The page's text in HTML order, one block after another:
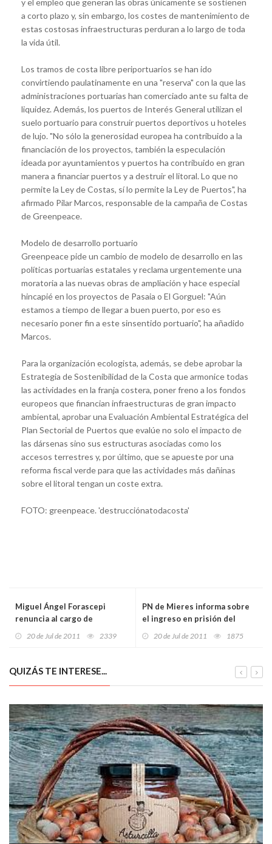
a corto plazo y, sin embargo, los costes de mantenimiento de
estas costosas infraestructuras perduran a lo largo de toda
la vida útil.
Los tramos de costa libre periportuarios se han ido
convirtiendo paulatinamente en una "reserva" con la que las
administraciones portuarias han comerciado ante su falta de
liquidez. Además, los puertos de Interés General utilizan el
suelo portuario para construir puertos deportivos u hoteles
de lujo. "No sólo la generosidad europea ha contribuido a la
financiación de los proyectos, también la especulación
ideada por ayuntamientos y puertos ha contribuido en gran
manera a financiar puertos y a destruir el litoral. Lo que no
permite la Ley de Costas, sí lo permite la Ley de Puertos", ha
afirmado Pilar Marcos, responsable de la campaña de Costas
de Greenpeace.
Modelo de desarrollo portuario
Greenpeace pide un cambio de modelo de desarrollo en las
políticas portuarias estatales y reclama urgentemente una
moratoria a las nuevas obras de ampliación y hace especial
hincapié en los proyectos de Pasaia o El Gorguel: "Aún
estamos a tiempo de llegar a buen puerto, por eso es
necesario poner fin a este sinsentido portuario", ha añadido
Marcos.
Para la organización ecologista, además, se debe aprobar la
Estrategia de Sostenibilidad de la Costa que armonice todas
las actividades en la franja costera, poner freno a los fondos
europeos que financian infraestructuras de gran impacto
ambiental, aprobar una Evaluación Ambiental Estratégica del
Plan Sectorial de Puertos que evalúe no solo el impacto de
las dársenas sino sus estructuras asociadas como los
accesos terrestres y, por último, que se apueste por una
reforma fiscal verde para que las actividades más dañinas
sobre el litoral tengan un coste extra.
FOTO: greenpeace. 'destrucciónatodacosta'
Miguel Ángel Forascepi
renuncia al cargo de
20 de Jul de 2011 2339
PN de Mieres informa sobre
el ingreso en prisión del
20 de Jul de 2011 1875
QUIZÁS TE INTERESE...